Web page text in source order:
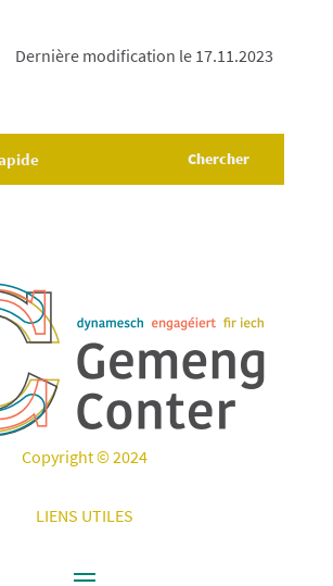
Dernière modification le 17.11.2023
Copyright © 2024
LIENS UTILES